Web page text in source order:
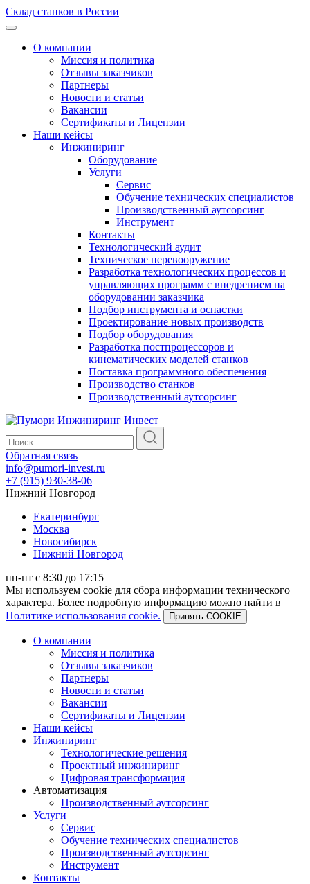
Склад станков в России
О компании
Миссия и политика
Отзывы заказчиков
Партнеры
Новости и статьи
Вакансии
Сертификаты и Лицензии
Наши кейсы
Инжиниринг
Оборудование
Услуги
Сервис
Обучение технических специалистов
Производственный аутсорсинг
Инструмент
Контакты
Технологический аудит
Техническое перевооружение
Разработка технологических процессов и
управляющих программ с внедрением на
оборудовании заказчика
Подбор инструмента и оснастки
Проектирование новых производств
Подбор оборудования
Разработка постпроцессоров и
кинематических моделей станков
Поставка программного обеспечения
Производство станков
Производственный аутсорсинг
Обратная связь
info@pumori-invest.ru
+7 (915) 930-38-06
Нижний Новгород
Екатеринбург
Москва
Новосибирск
Нижний Новгород
пн-пт с 8:30 до 17:15
Мы используем cookie для сбора информации технического
характера. Более подробную информацию можно найти в
Политике использования cookie.
Принять COOKIE
О компании
Миссия и политика
Отзывы заказчиков
Партнеры
Новости и статьи
Вакансии
Сертификаты и Лицензии
Наши кейсы
Инжиниринг
Технологические решения
Проектный инжиниринг
Цифровая трансформация
Автоматизация
Производственный аутсорсинг
Услуги
Сервис
Обучение технических специалистов
Производственный аутсорсинг
Инструмент
Контакты